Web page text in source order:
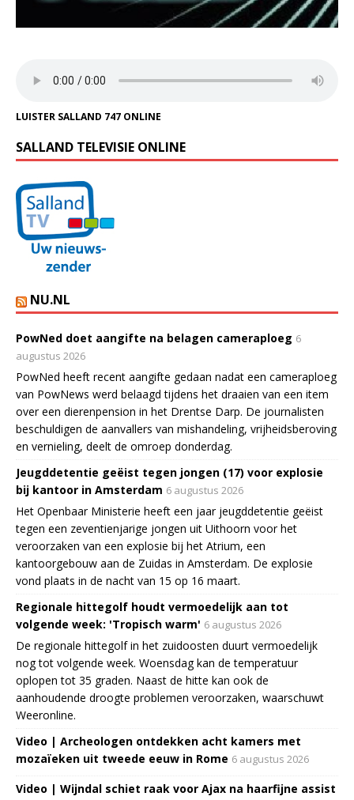
LUISTER SALLAND 747 ONLINE
SALLAND TELEVISIE ONLINE
NU.NL
PowNed doet aangifte na belagen cameraploeg 6
augustus 2026
PowNed heeft recent aangifte gedaan nadat een cameraploeg
van PowNews werd belaagd tijdens het draaien van een item
over een dierenpension in het Drentse Darp. De journalisten
beschuldigen de aanvallers van mishandeling, vrijheidsberoving
en vernieling, deelt de omroep donderdag.
Jeugddetentie geëist tegen jongen (17) voor explosie
bij kantoor in Amsterdam 6 augustus 2026
Het Openbaar Ministerie heeft een jaar jeugddetentie geëist
tegen een zeventienjarige jongen uit Uithoorn voor het
veroorzaken van een explosie bij het Atrium, een
kantoorgebouw aan de Zuidas in Amsterdam. De explosie
vond plaats in de nacht van 15 op 16 maart.
Regionale hittegolf houdt vermoedelijk aan tot
volgende week: 'Tropisch warm' 6 augustus 2026
De regionale hittegolf in het zuidoosten duurt vermoedelijk
nog tot volgende week. Woensdag kan de temperatuur
oplopen tot 35 graden. Naast de hitte kan ook de
aanhoudende droogte problemen veroorzaken, waarschuwt
Weeronline.
Video | Archeologen ontdekken acht kamers met
mozaïeken uit tweede eeuw in Rome 6 augustus 2026
Video | Wijndal schiet raak voor Ajax na haarfijne assist